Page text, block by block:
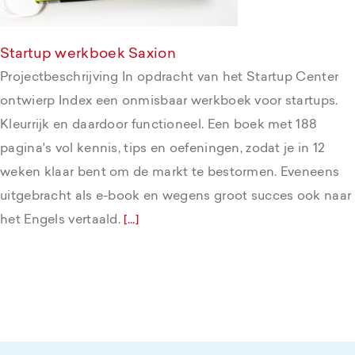
Startup werkboek Saxion
Projectbeschrijving In opdracht van het Startup Center
ontwierp Index een onmisbaar werkboek voor startups.
Kleurrijk en daardoor functioneel. Een boek met 188
pagina's vol kennis, tips en oefeningen, zodat je in 12
weken klaar bent om de markt te bestormen. Eveneens
uitgebracht als e-book en wegens groot succes ook naar
het Engels vertaald. [...]